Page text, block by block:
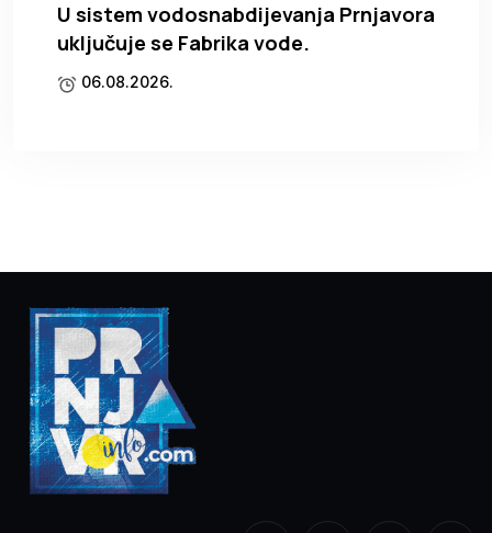
U sistem vodosnabdijevanja Prnjavora
uključuje se Fabrika vode.
06.08.2026.